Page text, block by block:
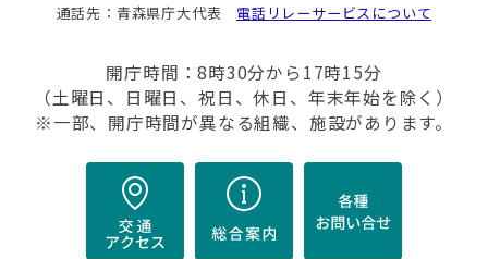
通話先：青森県庁大代表 電話リレーサービスについて
開庁時間：8時30分から17時15分
（土曜日、日曜日、祝日、休日、年末年始を除く）
※一部、開庁時間が異なる組織、施設があります。